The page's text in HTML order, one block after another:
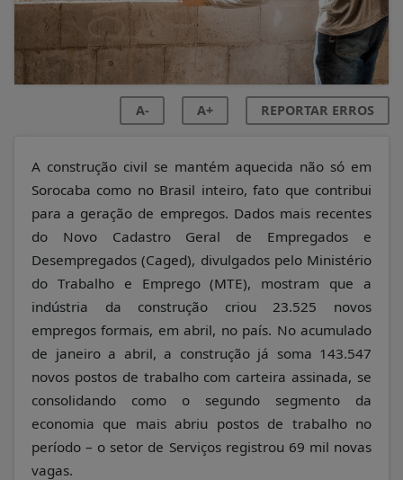
A- A+ REPORTAR ERROS
A construção civil se mantém aquecida não só em
Sorocaba como no Brasil inteiro, fato que contribui
para a geração de empregos. Dados mais recentes
do Novo Cadastro Geral de Empregados e
Desempregados (Caged), divulgados pelo Ministério
do Trabalho e Emprego (MTE), mostram que a
indústria da construção criou 23.525 novos
empregos formais, em abril, no país. No acumulado
de janeiro a abril, a construção já soma 143.547
novos postos de trabalho com carteira assinada, se
consolidando como o segundo segmento da
economia que mais abriu postos de trabalho no
período – o setor de Serviços registrou 69 mil novas
vagas.